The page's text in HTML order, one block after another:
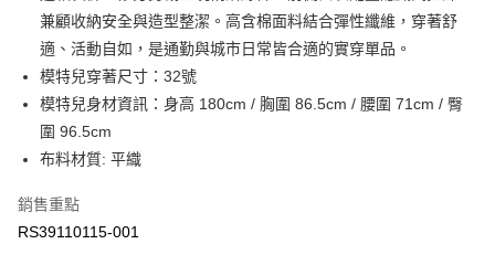
上海商業儲蓄銀行
台北富邦商業銀行
國泰世華商業銀行
兆豐國際商業銀行
臺灣中小企業銀行
匯豐（台灣）商業銀行
華泰商業銀行
聯邦商業銀行
遠東國際商業銀行
元大商業銀行
玉山商業銀行
台灣樂天信用卡公司
華南商業銀行
彰化商業銀行
上海商業儲蓄銀行
台北富邦商業銀行
國泰世華商業銀行
臺灣中小企業銀行
台中商業銀行
匯豐（台灣）商業銀行
聯邦商業銀行
元大商業銀行
玉山商業銀行
台灣樂天信用卡公司
LINE Pay
Apple Pay
街口支付
運送方式
免運費
兼顧收納安全與造型整潔。高含棉面料結合彈性纖維，穿著舒
適、活動自如，是通勤與城市日常皆合適的實穿單品。
模特兒穿著尺寸：32號
模特兒身材資訊：身高 180cm / 胸圍 86.5cm / 腰圍 71cm / 臀
圍 96.5cm
布料材質: 平織
銷售重點
RS39110115-001